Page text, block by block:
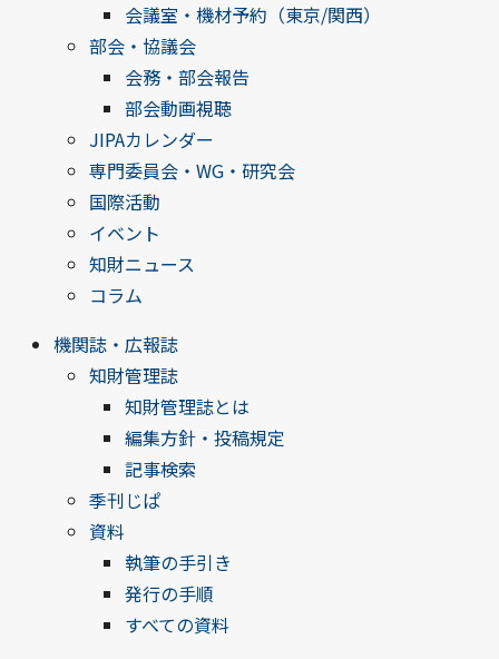
会議室・機材予約（東京/関西）
部会・協議会
会務・部会報告
部会動画視聴
JIPAカレンダー
専門委員会・WG・研究会
国際活動
イベント
知財ニュース
コラム
機関誌・広報誌
知財管理誌
知財管理誌とは
編集方針・投稿規定
記事検索
季刊じぱ
資料
執筆の手引き
発行の手順
すべての資料